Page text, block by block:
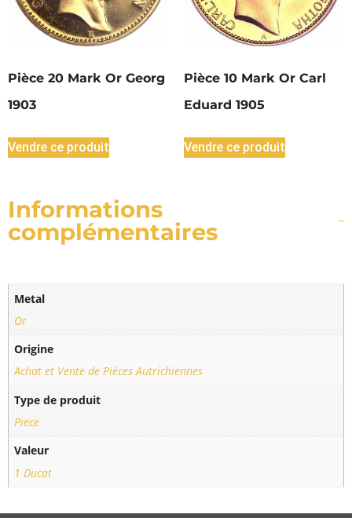
Pièce 20 Mark Or Georg
1903
Vendre ce produit
Pièce 10 Mark Or Carl
Eduard 1905
Vendre ce produit
Informations
complémentaires
Metal
Or
Origine
Achat et Vente de Pièces Autrichiennes
Type de produit
Piece
Valeur
1 Ducat